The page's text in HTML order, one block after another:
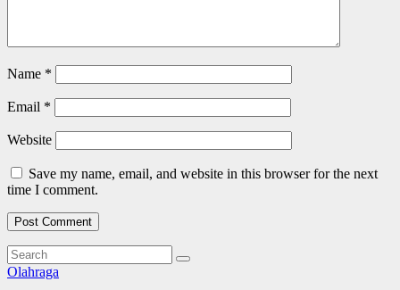
Name *
Email *
Website
Save my name, email, and website in this browser for the next
time I comment.
Olahraga